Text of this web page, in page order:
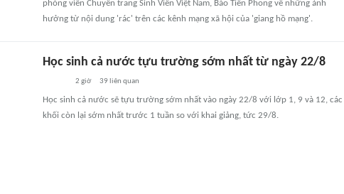
phóng viên Chuyên trang Sinh Viên Việt Nam, Báo Tiền Phong về những ảnh
hưởng từ nội dung 'rác' trên các kênh mạng xã hội của 'giang hồ mạng'.
Học sinh cả nước tựu trường sớm nhất từ ngày 22/8
2 giờ 39 liên quan
Học sinh cả nước sẽ tựu trường sớm nhất vào ngày 22/8 với lớp 1, 9 và 12, các
khối còn lại sớm nhất trước 1 tuần so với khai giảng, tức 29/8.